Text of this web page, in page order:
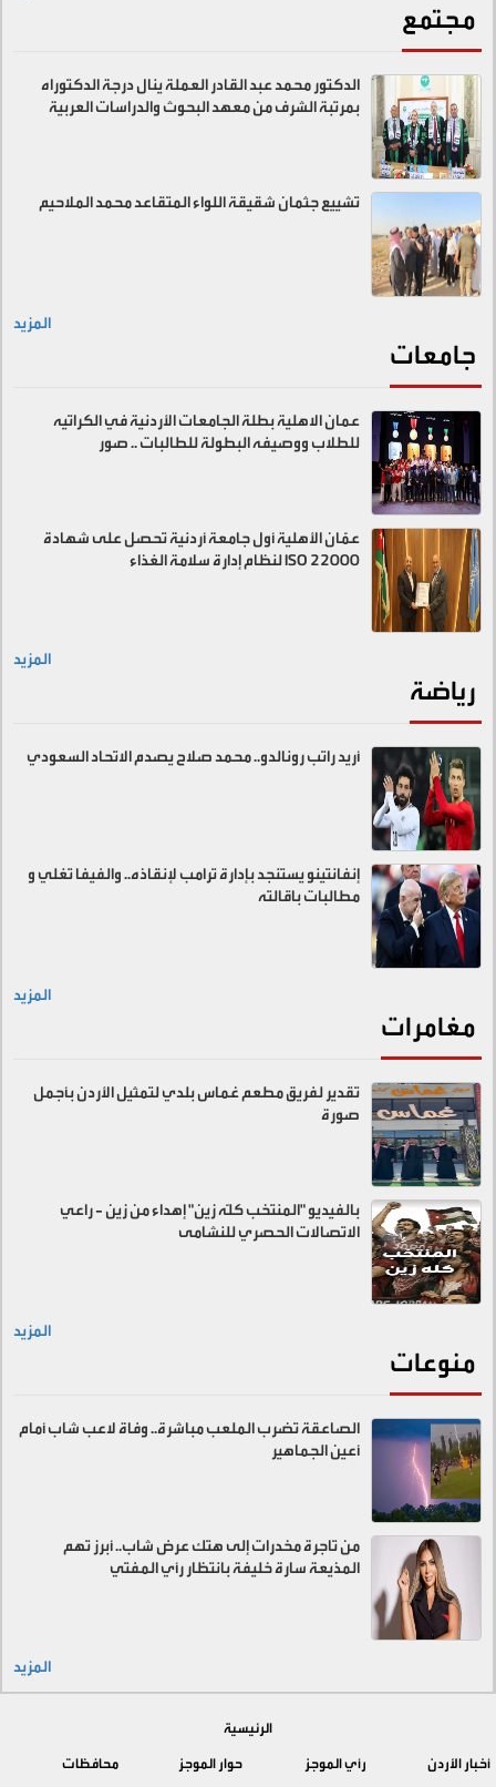
مجتمع
الدكتور محمد عبد القادر العملة ينال درجة الدكتوراه
بمرتبة الشرف من معهد البحوث والدراسات العربية
تشييع جثمان شقيقة اللواء المتقاعد محمد الملاحيم
المزيد
جامعات
عمان الاهلية بطلة الجامعات الأردنية في الكراتيه
للطلاب ووصيفه البطولة للطالبات .. صور
عمّان الأهلية أول جامعة أردنية تحصل على شهادة
ISO 22000 لنظام إدارة سلامة الغذاء
المزيد
رياضة
أريد راتب رونالدو.. محمد صلاح يصدم الاتحاد السعودي
إنفانتينو يستنجد بإدارة ترامب لإنقاذه.. والفيفا تغلي و
مطالبات باقالته
المزيد
مغامرات
تقدير لفريق مطعم غماس بلدي لتمثيل الأردن بأجمل
صورة
بالفيديو "المنتخب كلّه زين" إهداء من زين - راعي
الاتصالات الحصري للنشامى
المزيد
منوعات
الصاعقة تضرب الملعب مباشرة.. وفاة لاعب شاب أمام
أعين الجماهير
من تاجرة مخدرات إلى هتك عرض شاب.. أبرز تهم
المذيعة سارة خليفة بانتظار رأي المفتي
المزيد
الرئيسية
أخبار الأردن
رأي الموجز حوار الموجز محافظات